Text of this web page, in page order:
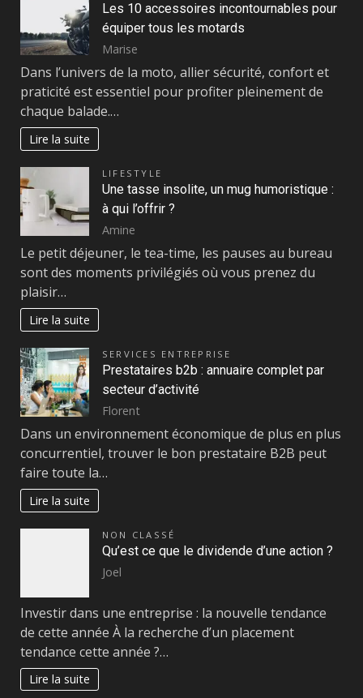
Les 10 accessoires incontournables pour
équiper tous les motards
Marise
Dans l’univers de la moto, allier sécurité, confort et
praticité est essentiel pour profiter pleinement de
chaque balade.…
Lire la suite
LIFESTYLE
Une tasse insolite, un mug humoristique :
à qui l’offrir ?
Amine
Le petit déjeuner, le tea-time, les pauses au bureau
sont des moments privilégiés où vous prenez du
plaisir…
Lire la suite
SERVICES ENTREPRISE
Prestataires b2b : annuaire complet par
secteur d’activité
Florent
Dans un environnement économique de plus en plus
concurrentiel, trouver le bon prestataire B2B peut
faire toute la…
Lire la suite
NON CLASSÉ
Qu’est ce que le dividende d’une action ?
Joel
Investir dans une entreprise : la nouvelle tendance
de cette année À la recherche d’un placement
tendance cette année ?…
Lire la suite